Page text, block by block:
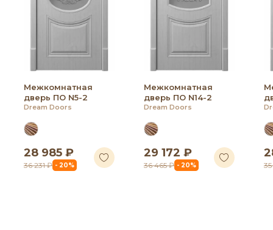
Межкомнатная
дверь ПО N5-2
Dream Doors
28 985 ₽
36 231 ₽ - 20%
Межкомнатная
дверь ПО N14-2
Dream Doors
29 172 ₽
36 465 ₽ - 20%